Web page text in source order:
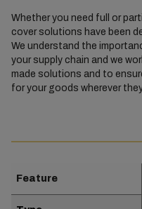
Whether you need full or
cover solutions have been
We understand the
your supply chain and we
made solutions and to
for your goods wherever
Feature